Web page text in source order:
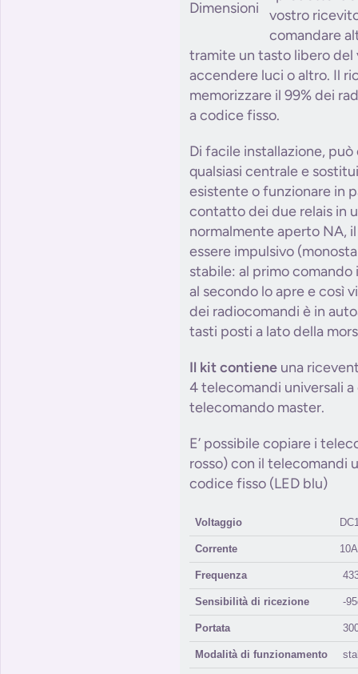
vostro
comandare
tramite un tasto libero
accendere luci o altro. Il
memorizzare il 99% dei
a codice fisso.
Di facile installazione,
qualsiasi centrale e
esistente o funzionare in
contatto dei due relais in
normalmente aperto NA,
essere impulsivo
stabile: al primo
al secondo lo apre e così
dei radiocomandi è in
tasti posti a lato della
Il kit contiene una
4 telecomandi universali
telecomando master.
E’ possibile copiare i
rosso) con il telecomandi
codice fisso (LED blu)
Voltaggio
Corrente 10A
Frequenza
Sensibilità di ricezione -
Portata
Modalità di funzionamento